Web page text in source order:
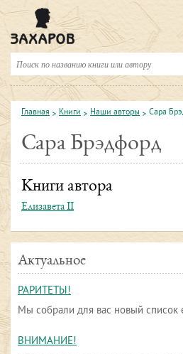
Главная Книги Наши авторы Сара
Сара Брэдфорд
Книги автора
Елизавета II
Актуальное
РАРИТЕТЫ!
Мы собрали для вас новый список
ВНИМАНИЕ!